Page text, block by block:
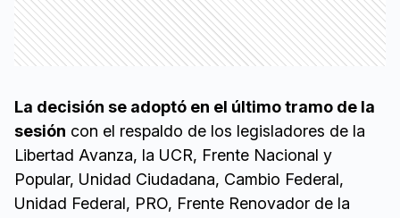
La decisión se adoptó en el último tramo de la
sesión con el respaldo de los legisladores de la
Libertad Avanza, la UCR, Frente Nacional y
Popular, Unidad Ciudadana, Cambio Federal,
Unidad Federal, PRO, Frente Renovador de la